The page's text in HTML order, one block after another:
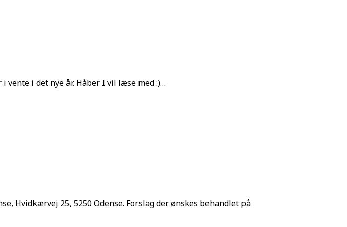
vente i det nye år. Håber I vil læse med :)…
Hvidkærvej 25, 5250 Odense. Forslag der ønskes behandlet på